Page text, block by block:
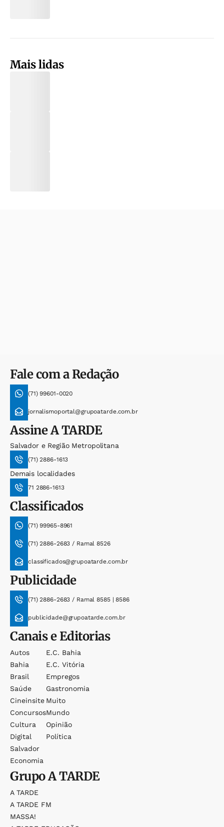
Mais lidas
Fale com a Redação
(71) 99601-0020
jornalismoportal@grupoatarde.com.br
AssineA TARDE
Salvador e Região Metropolitana
(71) 2886-1613
Demais localidades
71 2886-1613
Classificados
(71) 99965-8961
(71) 2886-2683 / Ramal 8526
classificados@grupoatarde.com.br
Publicidade
(71) 2886-2683 / Ramal 8585 | 8586
publicidade@grupoatarde.com.br
Canais e Editorias
Autos
Bahia
Brasil
Saúde
Cineinsite
Concursos
Cultura
Digital
Salvador
Economia
E.c. Bahia
E.c. Vitória
Empregos
Gastronomia
Muito
Mundo
Opinião
Política
GrupoA TARDE
A TARDE
A TARDE FM
MASSA!